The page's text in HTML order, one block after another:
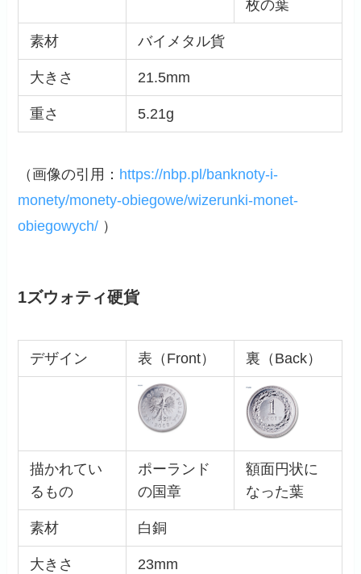
枚の葉
素材 バイメタル貨
大きさ 21.5mm
重さ 5.21g
（画像の引用： https://nbp.pl/banknoty-i-
monety/monety-obiegowe/wizerunki-monet-
obiegowych/ ）
1ズウォティ硬貨
デザイン 表（Front） 裏（Back）
描かれてい
るもの
ポーランド
の国章
額面円状に
なった葉
素材 白銅
大きさ 23mm